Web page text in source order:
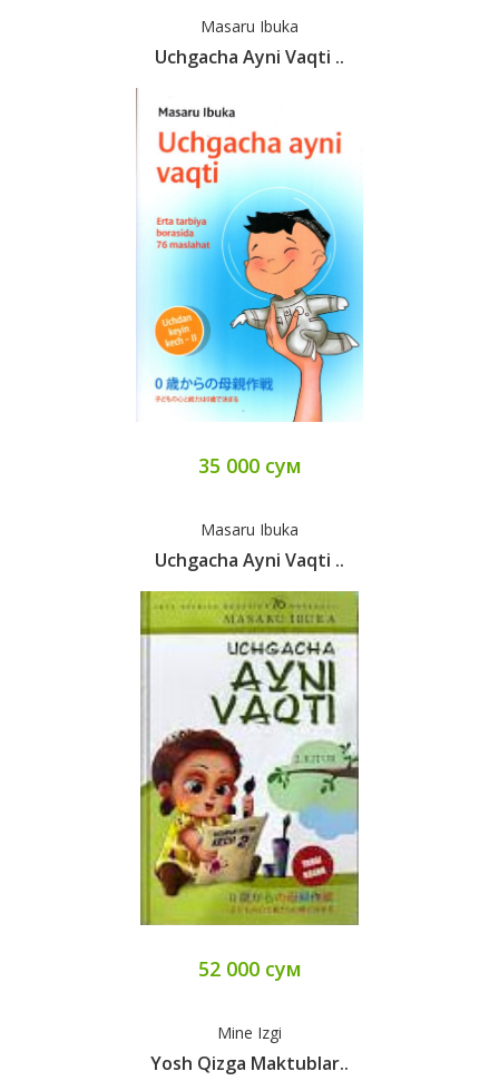
Masaru Ibuka
Uchgacha Ayni Vaqti ..
35 000 сум
Masaru Ibuka
Uchgacha Ayni Vaqti ..
52 000 сум
Mine Izgi
Yosh Qizga Maktublar..